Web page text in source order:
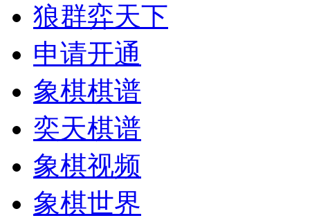
狼群弈天下
申请开通
象棋棋谱
奕天棋谱
象棋视频
象棋世界